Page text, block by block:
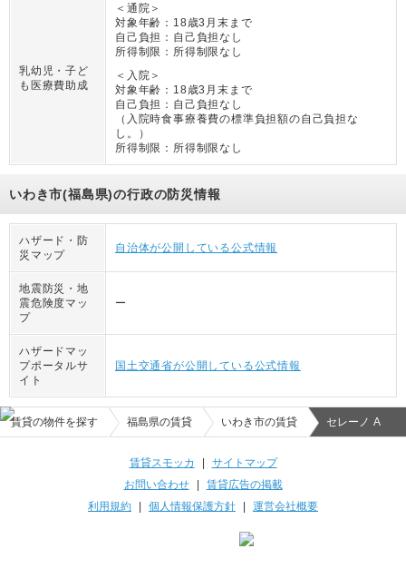
乳幼児・子ど
も医療費助成
＜通院＞
対象年齢： 18歳3月末まで
自己負担： 自己負担なし
所得制限： 所得制限なし
＜入院＞
対象年齢： 18歳3月末まで
自己負担： 自己負担なし
（ 入院時食事療養費の標準負担額の自己負担な
し。
）
所得制限： 所得制限なし
いわき市(福島県)の行政の防災情報
ハザード・防
災マップ
自治体が公開している公式情報
地震防災・地
震危険度マッ
プ
ー
ハザードマッ
プポータルサ
イト
国土交通省が公開している公式情報
賃貸の物件を探す 福島県の賃貸 いわき市の賃貸 セレーノ A
賃貸スモッカ | サイトマップ
お問い合わせ| 賃貸広告の掲載
利用規約 | 個人情報保護方針 | 運営会社概要